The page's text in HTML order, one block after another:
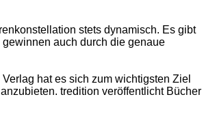
stets dynamisch. Es gibt
auch durch die genaue
hat es sich zum wichtigsten Ziel
tredition veröffentlicht Bücher